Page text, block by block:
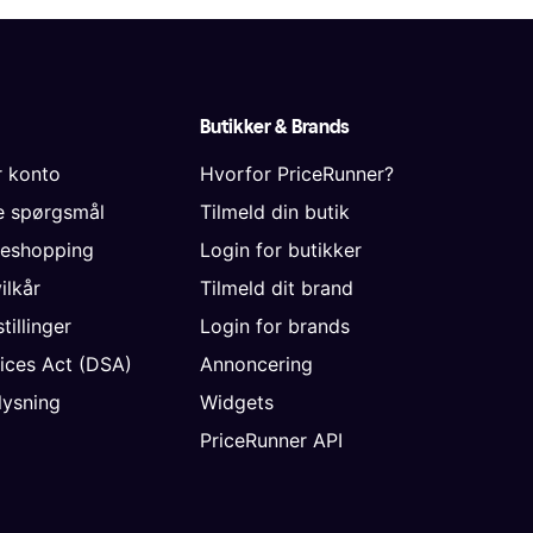
konto
spørgsmål
Act (DSA)
Butikker & Brands
Hvorfor PriceRunner?
Tilmeld din butik
Login for butikker
Tilmeld dit brand
Login for brands
Annoncering
Widgets
PriceRunner API